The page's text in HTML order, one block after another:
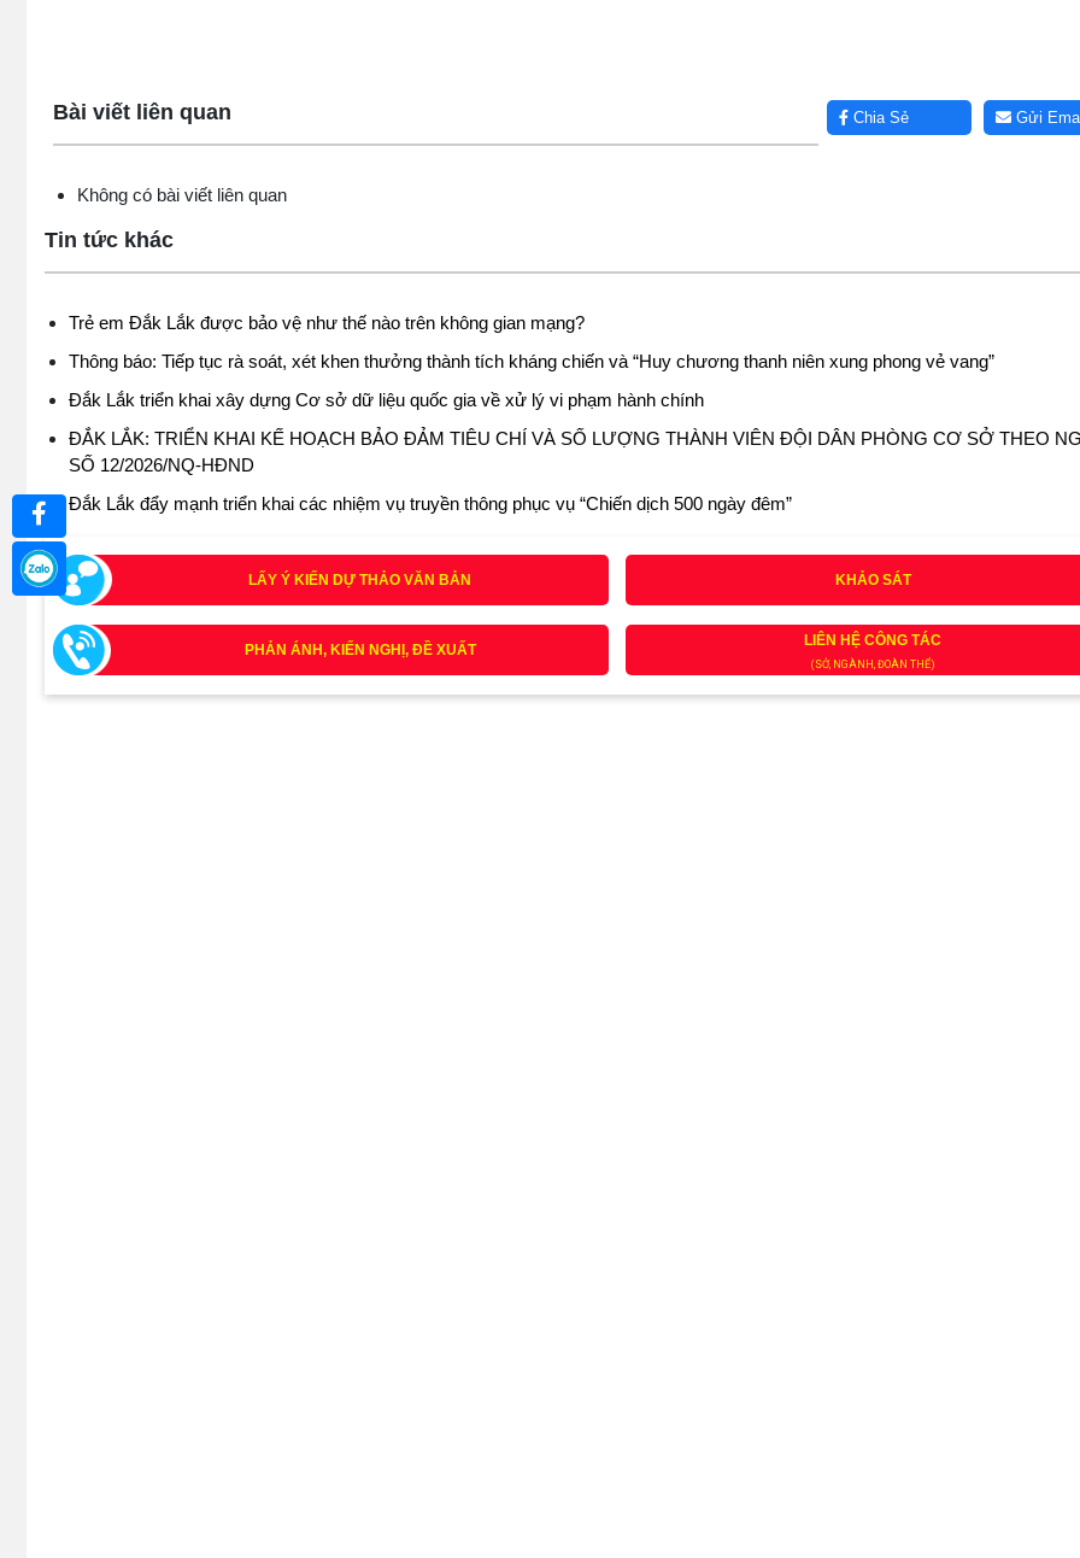
Gửi
Chia Sẻ
Bài viết liên quan
Không có bài viết liên quan
Tin tức khác
Trẻ em Đắk Lắk được bảo vệ như thế nào trên không gian mạng?
Thông báo: Tiếp tục rà soát, xét khen thưởng thành tích kháng chiến và “Huy chương thanh niên xung phong vẻ vang”
Đắk Lắk triển khai xây dựng Cơ sở dữ liệu quốc gia về xử lý vi phạm hành chính
ĐẮK LẮK: TRIỂN KHAI KẾ HOẠCH BẢO ĐẢM TIÊU CHÍ VÀ SỐ LƯỢNG THÀNH VIÊN ĐỘI DÂN PHÒNG CƠ SỞ THEO
SỐ 12/2026/NQ-HĐND
Đắk Lắk đẩy mạnh triển khai các nhiệm vụ truyền thông phục vụ “Chiến dịch 500 ngày đêm”
LẤY Ý KIẾN DỰ THẢO VĂN BẢN KHẢO SÁT
PHẢN ÁNH, KIẾN NGHỊ, ĐỀ XUẤT
LIÊN HỆ CÔNG TÁC
(SỞ, NGÀNH, ĐOÀN THỂ)